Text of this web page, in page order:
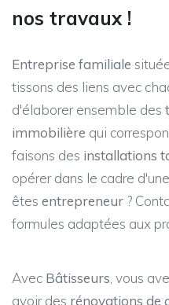
nos travaux !
Entreprise familiale
tissons des liens avec
d'élaborer ensemble des
immobilière qui
faisons des installations
opérer dans le cadre d'une
êtes entrepreneur ?
formules adaptées aux
Avec Bâtisseurs, vous
avoir des rénovations de